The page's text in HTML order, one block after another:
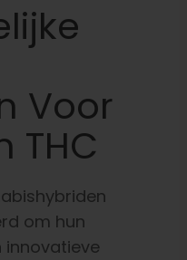
Voor
THC
om hun
innovatieve